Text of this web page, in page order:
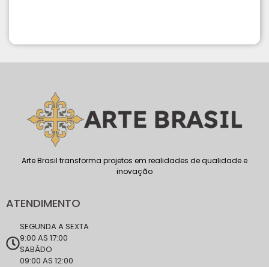
Arte Brasil transforma projetos em realidades de qualidade e
inovação
ATENDIMENTO
SEGUNDA A SEXTA
9:00 AS 17:00
SABÁDO
09:00 AS 12:00